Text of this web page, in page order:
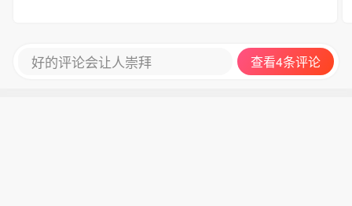
好的评论会让人崇拜 查看4条评论